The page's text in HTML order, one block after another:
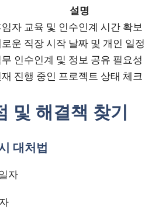
설명
자 교육 및 인수인계 시간 확보
운 직장 시작 날짜 및 개인 일
인수인계 및 정보 공유 필요성
진행 중인 프로젝트 상태 체크
및 해결책 찾기
대처법